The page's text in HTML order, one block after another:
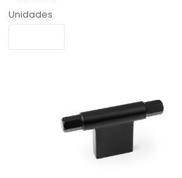
Unidades